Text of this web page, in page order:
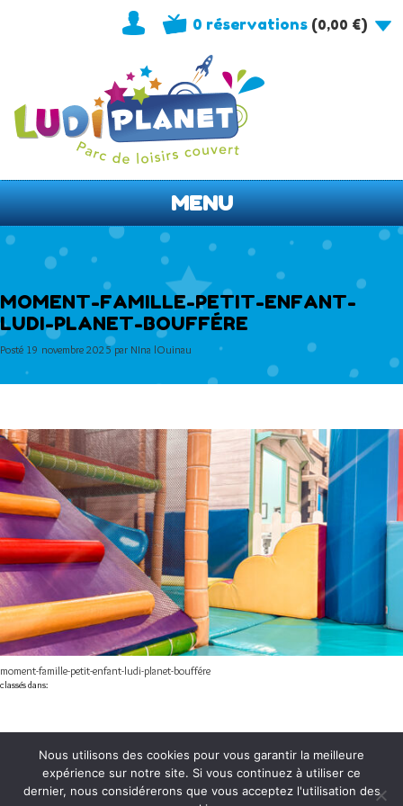
0 réservations(0,00 €)
MENU
MOMENT-FAMILLE-PETIT-ENFANT-
LUDI-PLANET-BOUFFÉRE
Posté 19 novembre 2025 par NIna lOuinau
moment-famille-petit-enfant-ludi-planet-bouffére
classés dans:
3, rue Henri Poincaré
(anciennement rue René
Descartes)
Nous utilisons des cookies pour vous garantir la meilleure
expérience sur notre site. Si vous continuez à utiliser ce
dernier, nous considérerons que vous acceptez l'utilisation des